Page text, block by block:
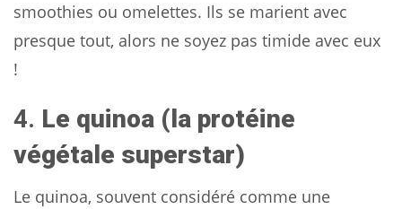
smoothies ou omelettes. Ils se marient avec
presque tout, alors ne soyez pas timide avec eux
!
4. Le quinoa (la protéine
végétale superstar)
Le quinoa, souvent considéré comme une